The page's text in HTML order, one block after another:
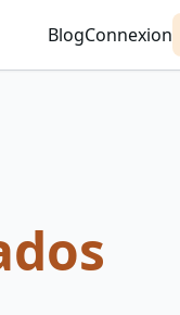
BlogConnexion